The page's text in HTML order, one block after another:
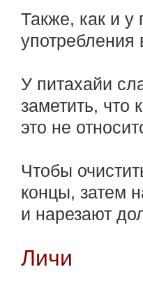
Также, как и у
употребления
У питахайи
заметить, что
это не
Чтобы
концы, затем
и нарезают
Личи